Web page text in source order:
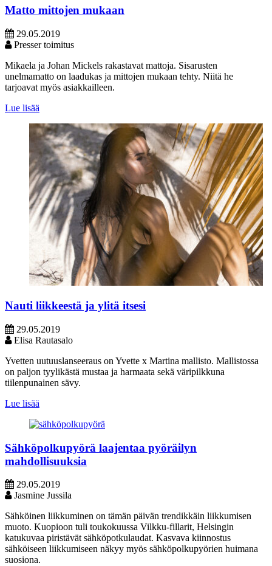
Matto mittojen mukaan
29.05.2019
Presser toimitus
Mikaela ja Johan Mickels rakastavat mattoja. Sisarusten
unelmamatto on laadukas ja mittojen mukaan tehty. Niitä he
tarjoavat myös asiakkailleen.
Lue lisää
Nauti liikkeestä ja ylitä itsesi
29.05.2019
Elisa Rautasalo
Yvetten uutuuslanseeraus on Yvette x Martina mallisto. Mallistossa
on paljon tyylikästä mustaa ja harmaata sekä väripilkkuna
tiilenpunainen sävy.
Lue lisää
Sähköpolkupyörä laajentaa pyöräilyn
mahdollisuuksia
29.05.2019
Jasmine Jussila
Sähköinen liikkuminen on tämän päivän trendikkäin liikkumisen
muoto. Kuopioon tuli toukokuussa Vilkku-fillarit, Helsingin
katukuvaa piristävät sähköpotkulaudat. Kasvava kiinnostus
sähköiseen liikkumiseen näkyy myös sähköpolkupyörien huimana
suosiona.